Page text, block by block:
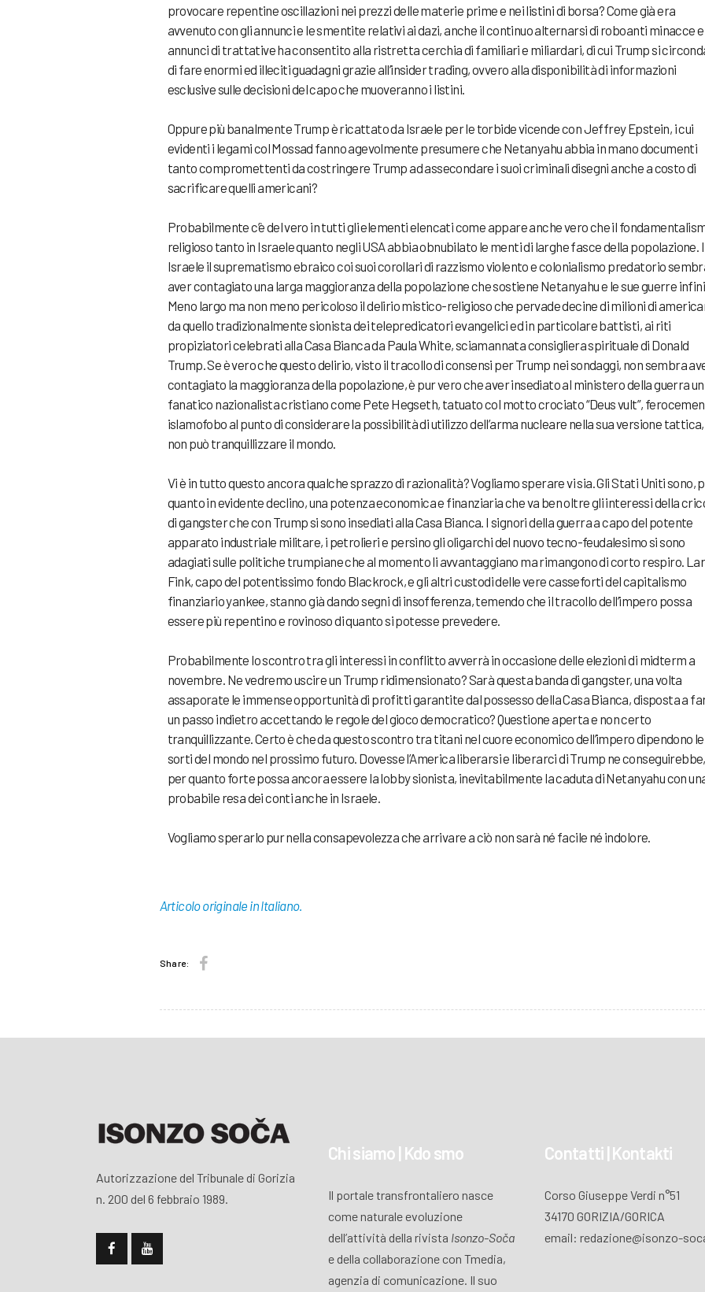
provocare repentine oscillazioni nei prezzi delle materie prime e nei listini di borsa? Come già era
avvenuto con gli annunci e le smentite relativi ai dazi, anche il continuo alternarsi di roboanti minacce e
annunci di trattative ha consentito alla ristretta cerchia di familiari e miliardari, di cui Trump si
di fare enormi ed illeciti guadagni grazie all’insider trading, ovvero alla disponibilità di informazioni
esclusive sulle decisioni del capo che muoveranno i listini.
Oppure più banalmente Trump è ricattato da Israele per le torbide vicende con Jeffrey Epstein, i cui
evidenti i legami col Mossad fanno agevolmente presumere che Netanyahu abbia in mano documenti
tanto compromettenti da costringere Trump ad assecondare i suoi criminali disegni anche a costo di
sacrificare quelli americani?
Probabilmente c’è del vero in tutti gli elementi elencati come appare anche vero che il
religioso tanto in Israele quanto negli USA abbia obnubilato le menti di larghe fasce della popolazione.
Israele il suprematismo ebraico coi suoi corollari di razzismo violento e colonialismo predatorio
aver contagiato una larga maggioranza della popolazione che sostiene Netanyahu e le sue guerre
Meno largo ma non meno pericoloso il delirio mistico-religioso che pervade decine di milioni di
da quello tradizionalmente sionista dei telepredicatori evangelici ed in particolare battisti, ai riti
propiziatori celebrati alla Casa Bianca da Paula White, sciamannata consigliera spirituale di Donald
Trump. Se è vero che questo delirio, visto il tracollo di consensi per Trump nei sondaggi, non sembra
contagiato la maggioranza della popolazione, è pur vero che aver insediato al ministero della guerra un
fanatico nazionalista cristiano come Pete Hegseth, tatuato col motto crociato “Deus vult”,
islamofobo al punto di considerare la possibilità di utilizzo dell’arma nucleare nella sua versione tattica,
non può tranquillizzare il mondo.
Vi è in tutto questo ancora qualche sprazzo di razionalità? Vogliamo sperare vi sia. Gli Stati Uniti sono,
quanto in evidente declino, una potenza economica e finanziaria che va ben oltre gli interessi della
di gangster che con Trump si sono insediati alla Casa Bianca. I signori della guerra a capo del potente
apparato industriale militare, i petrolieri e persino gli oligarchi del nuovo tecno-feudalesimo si sono
adagiati sulle politiche trumpiane che al momento li avvantaggiano ma rimangono di corto respiro.
Fink, capo del potentissimo fondo Blackrock, e gli altri custodi delle vere casseforti del capitalismo
finanziario yankee, stanno già dando segni di insofferenza, temendo che il tracollo dell’impero possa
essere più repentino e rovinoso di quanto si potesse prevedere.
Probabilmente lo scontro tra gli interessi in conflitto avverrà in occasione delle elezioni di midterm a
novembre. Ne vedremo uscire un Trump ridimensionato? Sarà questa banda di gangster, una volta
assaporate le immense opportunità di profitti garantite dal possesso della Casa Bianca, disposta a
un passo indietro accettando le regole del gioco democratico? Questione aperta e non certo
tranquillizzante. Certo è che da questo scontro tra titani nel cuore economico dell’impero dipendono le
sorti del mondo nel prossimo futuro. Dovesse l’America liberarsi e liberarci di Trump ne conseguirebbe,
per quanto forte possa ancora essere la lobby sionista, inevitabilmente la caduta di Netanyahu con
probabile resa dei conti anche in Israele.
Vogliamo sperarlo pur nella consapevolezza che arrivare a ciò non sarà né facile né indolore.
Articolo originale in Italiano.
Share:
Autorizzazione del Tribunale di Gorizia
n. 200 del 6 febbraio 1989.
Chi siamo | Kdo smo
Il portale transfrontaliero nasce
come naturale evoluzione
dell’attività della rivista Isonzo-Soča
e della collaborazione con Tmedia,
agenzia di comunicazione. Il suo
Contatti | Kontakti
Corso Giuseppe Verdi n°51
34170 GORIZIA/GORICA
email: redazione@isonzo-